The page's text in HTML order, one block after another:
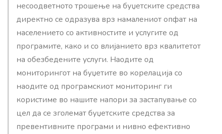
несоодветното трошење на буџетските средства
директно се одразува врз намалениот опфат на
населението со активностите и услугите од
програмите, како и со влијанието врз квалитетот
на обезбедените услуги. Наодите од
мониторингот на буџетите во корелација со
наодите од програмскиот мониторинг ги
користиме во нашите напори за застапување со
цел да се зголемат буџетските средства за
превентивните програми и нивно ефективно